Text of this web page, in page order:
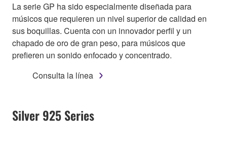
La serie GP ha sido especialmente diseñada para
músicos que requieren un nivel superior de calidad en
sus boquillas. Cuenta con un innovador perfil y un
chapado de oro de gran peso, para músicos que
prefieren un sonido enfocado y concentrado.
Consulta la línea
Silver 925 Series